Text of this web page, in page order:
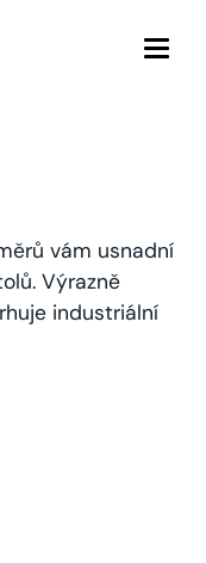
vám usnadní
Výrazně
industriální